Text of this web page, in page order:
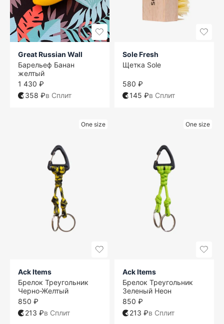
Great Russian Wall
Барельеф Банан
желтый
1 430 ₽
358 ₽в Сплит
Sole Fresh
Щетка Sole
580 ₽
145 ₽в Сплит
One size
Ack Items
Брелок Треугольник
Черно-Желтый
850 ₽
213 ₽в Сплит
One size
Ack Items
Брелок Треугольник
Зеленый Неон
850 ₽
213 ₽в Сплит